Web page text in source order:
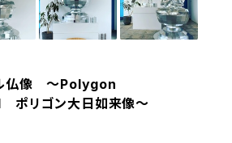
ル仏像 ～Polygon
ポリゴン大日如来像～